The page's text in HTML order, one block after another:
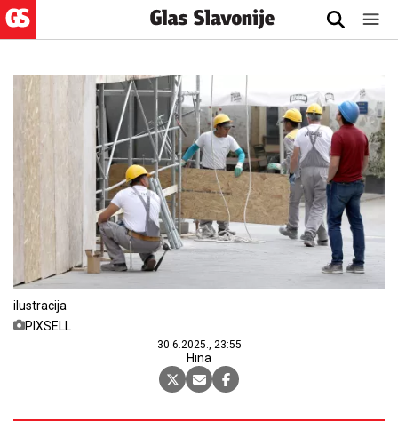
ilustracija
PIXSELL
30.6.2025., 23:55
Hina